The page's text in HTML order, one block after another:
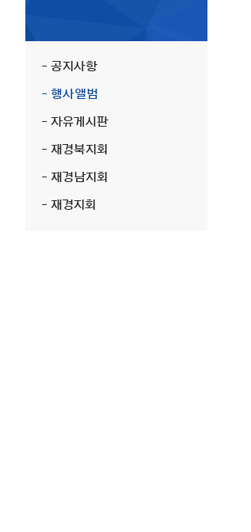
- 공지사항
- 행사앨범
- 자유게시판
- 재경북지회
- 재경남지회
- 재경지회